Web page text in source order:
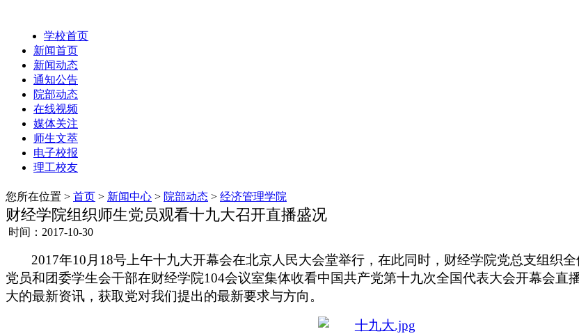
学校首页
新闻首页
新闻动态
通知公告
院部动态
在线视频
媒体关注
师生文萃
电子校报
理工校友
您所在位置 > 首页 > 新闻中心 > 院部动态 > 经济管理学院
财经学院组织师生党员观看十九大召开直播盛况
时间：2017-10-30
2017年10 月 18号上午十九大开幕会在北京人民大会堂举行，在此同时，财经学院党总支组织
党员和团委学生会干部在财经学院104会议室集体收看中国共产党第十九次全国代表大会开幕会直
大的最新资讯，获取党对我们提出的最新要求与方向。